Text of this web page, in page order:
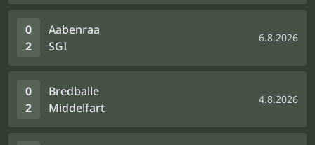
0
2
Aabenraa
SGI
6.8.2026
0
2
Bredballe
Middelfart
4.8.2026